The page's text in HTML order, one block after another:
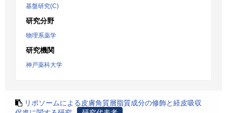
基盤研究(C)
研究分野
物理系薬学
研究機関
神戸薬科大学
リポソームによる皮膚角質層脂質成分の修飾と経皮吸収